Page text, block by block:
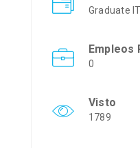
Graduate
Empleos
0
Visto
1789